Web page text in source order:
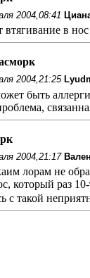
2004,08:41
в
2004,21:25
быть
2004,21:17
лорам не
который раз
с такой